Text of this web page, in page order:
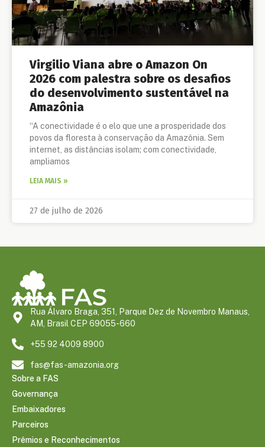
Virgilio Viana abre o Amazon On
2026 com palestra sobre os desafios
do desenvolvimento sustentável na
Amazônia
“A conectividade é o elo que une a prosperidade dos
povos da floresta à conservação da Amazônia. Sem
internet, as distâncias isolam; com conectividade,
ampliamos
LEIA MAIS »
27 de julho de 2026
Rua Álvaro Braga, 351, Parque Dez de Novembro Manaus,
AM, Brasil CEP 69055-660
+55 92 4009 8900
fas@fas-amazonia.org
Sobre a FAS
Governança
Embaixadores
Parceiros
Prêmios e Reconhecimentos